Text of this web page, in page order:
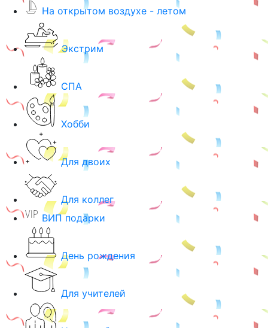
На открытом воздухе - летом
Экстрим
СПА
Хобби
Для двоих
Для коллег
ВИП подарки
День рождения
Для учителей